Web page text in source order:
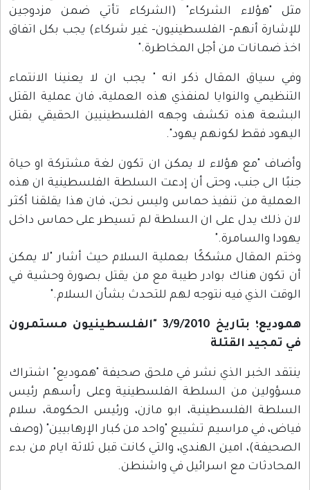
مثل "هؤلاء الشركاء" (الشركاء تأتي ضمن مزدوجين
للإشارة أنهم- الفلسطينيون- غير شركاء) يجب بكل اتفاق
اخذ ضمانات من أجل المخاطرة."
وفي سياق المقال ذكر انه " يجب ان لا يعنينا الانتماء
التنظيمي والنوايا لمنفذي هذه العملية، فان عملية القتل
البشعة هذه تكشف وجهه الفلسطينيين الحقيقي بقتل
اليهود فقط لكونهم يهود".
وأضاف "مع هؤلاء لا يمكن ان تكون لغة مشتركة او حياة
جنبًا الى جنب، وحتى أن إدعت السلطة الفلسطينية ان هذه
العملية من تنفيذ حماس وليس نحن، فان هذا يقلقنا أكثر
لان ذلك يدل على ان السلطة لم تسيطر على حماس داخل
يهودا والسامرة."
وختم المقال مشككًا بعملية السلام حيث أشار "لا يمكن
أن تكون هناك بوادر طيبة مع من يقتل بصورة وحشية في
الوقت الذي فيه نتوجه لهم للتحدث بشأن السلام."
هموديع؛ بتاريخ 3/9/2010 "الفلسطينيون مستمرون
في تمجيد القتلة
ينتقد الخبر الذي نشر في ملحق صحيفة "هموديع" اشتراك
مسؤولين من السلطة الفلسطينية وعلى رأسهم رئيس
السلطة الفلسطينية، ابو مازن، ورئيس الحكومة، سلام
فياض، في مراسيم تشييع "واحد من كبار الإرهابيين" (وصف
الصحيفة)، امين الهندي، والتي كانت قبل ثلاثة ايام من بدء
المحادثات مع اسرائيل في واشنطن.